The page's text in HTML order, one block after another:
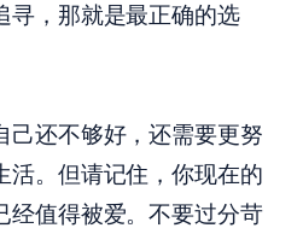
寻，那就是最正确的选
己还不够好，还需要更努
活。但请记住，你现在的
经值得被爱。不要过分苛